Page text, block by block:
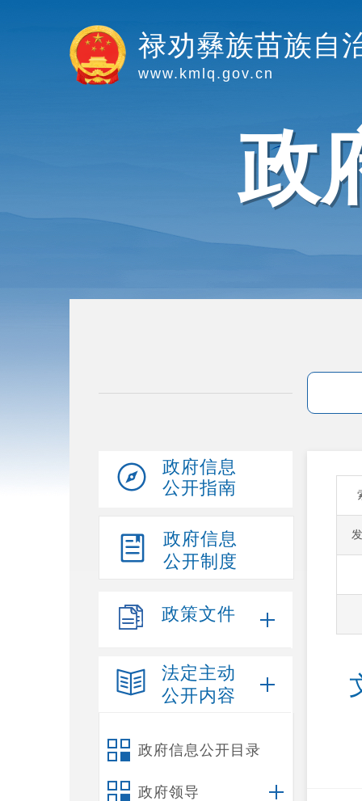
禄劝彝族苗族自
www.kmlq.gov.cn
政
政府信息
公开指南
政府信息
公开制度
政策文件
法定主动
公开内容
政府信息公开目录
政府领导